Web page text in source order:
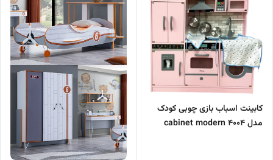
کابینت اسباب بازی چوبی کودک
مدل 4004 cabinet modern